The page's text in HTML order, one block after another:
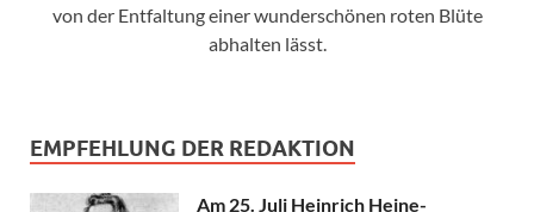
von der Entfaltung einer wunderschönen roten Blüte
abhalten lässt.
EMPFEHLUNG DER REDAKTION
Am 25. Juli Heinrich Heine-